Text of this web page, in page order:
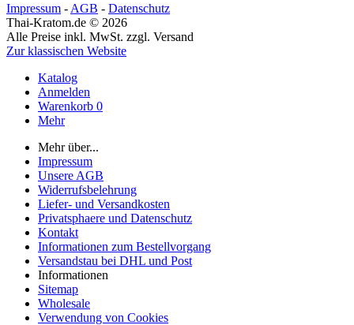
Impressum - AGB - Datenschutz
Thai-Kratom.de © 2026
Alle Preise inkl. MwSt. zzgl. Versand
Zur klassischen Website
Katalog
Anmelden
Warenkorb 0
Mehr
Mehr über...
Impressum
Unsere AGB
Widerrufsbelehrung
Liefer- und Versandkosten
Privatsphaere und Datenschutz
Kontakt
Informationen zum Bestellvorgang
Versandstau bei DHL und Post
Informationen
Sitemap
Wholesale
Verwendung von Cookies